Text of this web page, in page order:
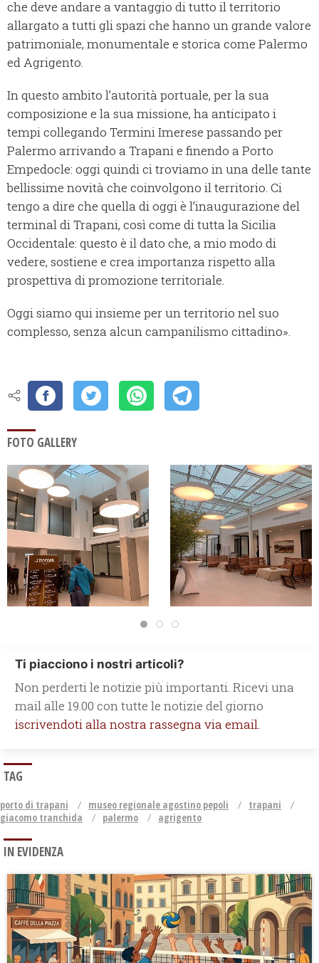
che deve andare a vantaggio di tutto il territorio
allargato a tutti gli spazi che hanno un grande valore
patrimoniale, monumentale e storica come Palermo
ed Agrigento.
In questo ambito l’autorità portuale, per la sua
composizione e la sua missione, ha anticipato i
tempi collegando Termini Imerese passando per
Palermo arrivando a Trapani e finendo a Porto
Empedocle: oggi quindi ci troviamo in una delle tante
bellissime novità che coinvolgono il territorio. Ci
tengo a dire che quella di oggi è l’inaugurazione del
terminal di Trapani, così come di tutta la Sicilia
Occidentale: questo è il dato che, a mio modo di
vedere, sostiene e crea importanza rispetto alla
prospettiva di promozione territoriale.
Oggi siamo qui insieme per un territorio nel suo
complesso, senza alcun campanilismo cittadino».
FOTO GALLERY
Ti piacciono i nostri articoli?
Non perderti le notizie più importanti. Ricevi una
mail alle 19.00 con tutte le notizie del giorno
iscrivendoti alla nostra rassegna via email.
TAG
porto di trapani museo regionale agostino pepoli
trapani
giacomo tranchida
palermo agrigento
IN EVIDENZA